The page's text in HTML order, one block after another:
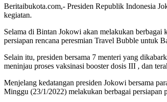
Beritaibukota.com,- Presiden Republik Indonesia
kegiatan.
Selama di Bintan Jokowi akan melakukan berbagai
persiapan rencana peresmian Travel Bubble untuk
Selain itu, presiden bersama 7 menteri yang
meninjau proses vaksinasi booster dosis III , dan
Menjelang kedatangan presiden Jokowi bersama
Minggu (23/1/2022) melakukan berbagai persiapan